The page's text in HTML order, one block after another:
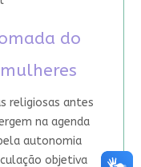
do
religiosas antes
na agenda
autonomia
objetiva